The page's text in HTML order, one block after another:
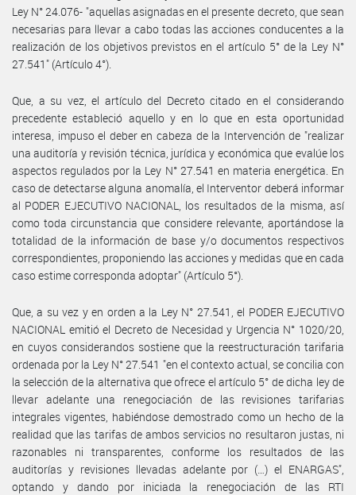
Ley N° 24.076- "aquellas asignadas en el presente decreto, que sean
necesarias para llevar a cabo todas las acciones conducentes a la
realización de los objetivos previstos en el artículo 5° de la Ley N°
27.541" (Artículo 4°).
Que, a su vez, el artículo del Decreto citado en el considerando
precedente estableció aquello y en lo que en esta oportunidad
interesa, impuso el deber en cabeza de la Intervención de "realizar
una auditoría y revisión técnica, jurídica y económica que evalúe los
aspectos regulados por la Ley N° 27.541 en materia energética. En
caso de detectarse alguna anomalía, el Interventor deberá informar
al PODER EJECUTIVO NACIONAL, los resultados de la misma, así
como toda circunstancia que considere relevante, aportándose la
totalidad de la información de base y/o documentos respectivos
correspondientes, proponiendo las acciones y medidas que en cada
caso estime corresponda adoptar" (Artículo 5°).
Que, a su vez y en orden a la Ley N° 27.541, el PODER EJECUTIVO
NACIONAL emitió el Decreto de Necesidad y Urgencia N° 1020/20,
en cuyos considerandos sostiene que la reestructuración tarifaria
ordenada por la Ley N° 27.541 "en el contexto actual, se concilia con
la selección de la alternativa que ofrece el artículo 5° de dicha ley de
llevar adelante una renegociación de las revisiones tarifarias
integrales vigentes, habiéndose demostrado como un hecho de la
realidad que las tarifas de ambos servicios no resultaron justas, ni
razonables ni transparentes, conforme los resultados de las
auditorías y revisiones llevadas adelante por (…) el ENARGAS",
optando y dando por iniciada la renegociación de las RTI